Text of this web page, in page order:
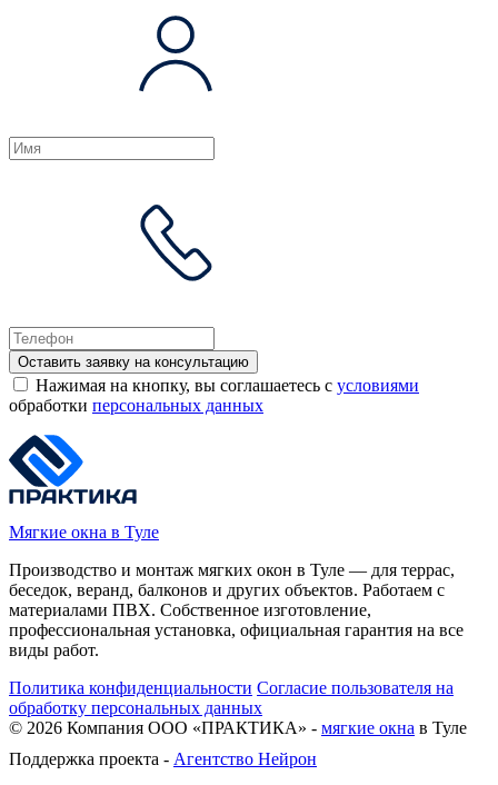
Оставить заявку на консультацию
Нажимая на кнопку, вы соглашаетесь с условиями
обработки персональных данных
Мягкие окна в Туле
Производство и монтаж мягких окон в Туле — для террас,
беседок, веранд, балконов и других объектов. Работаем с
материалами ПВХ. Собственное изготовление,
профессиональная установка, официальная гарантия на все
виды работ.
Политика конфиденциальности Согласие пользователя на
обработку персональных данных
© 2026 Компания ООО «ПРАКТИКА» - мягкие окна в Туле
Поддержка проекта - Агентство Нейрон